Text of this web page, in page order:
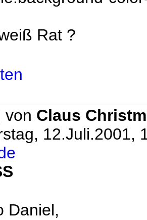
Rat ?
von Claus
12.Juli.2001,
Daniel,